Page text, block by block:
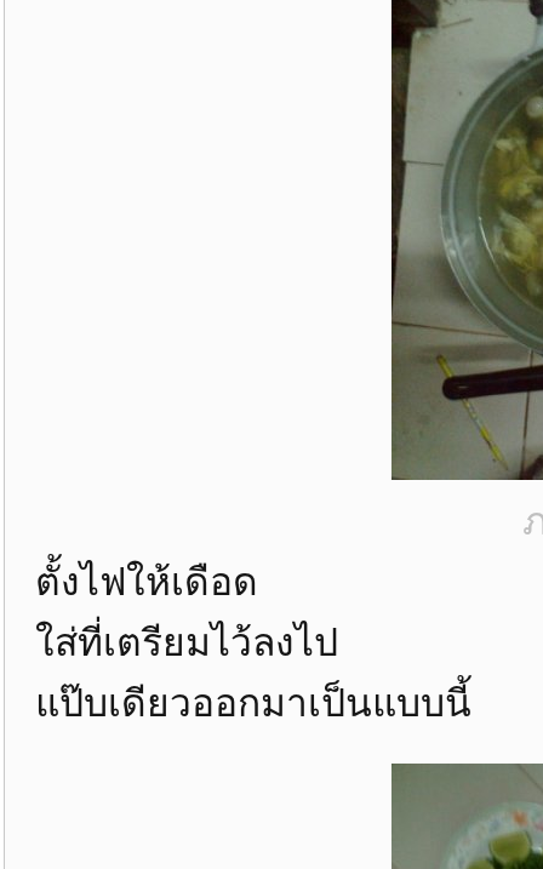
ตั้งไฟให้เดือด
ใส่ที่เตรียมไว้ลงไป
แป๊บเดียวออกมาเป็นแบบนี้